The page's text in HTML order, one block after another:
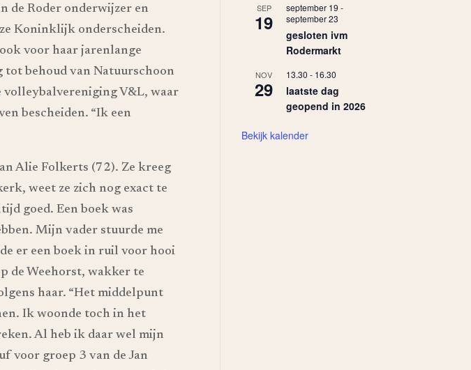
de Roder onderwijzer en
Koninklijk onderscheiden.
voor haar jarenlange
tot behoud van Natuurschoon
volleybalvereniging V&L, waar
bescheiden. “Ik een
Alie Folkerts (72). Ze kreeg
weet ze zich nog exact te
goed. Een boek was
Mijn vader stuurde me
er een boek in ruil voor hooi
de Weehorst, wakker te
haar. “Het middelpunt
Ik woonde toch in het
Al heb ik daar wel mijn
voor groep 3 van de Jan
SEP
19
september 19 -
september 23
gesloten ivm
Rodermarkt
NOV
29
13.30 - 16.30
laatste dag
geopend in 2026
Bekijk kalender